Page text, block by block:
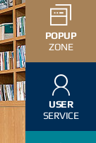
POPUP
ZONE
USER
SERVICE